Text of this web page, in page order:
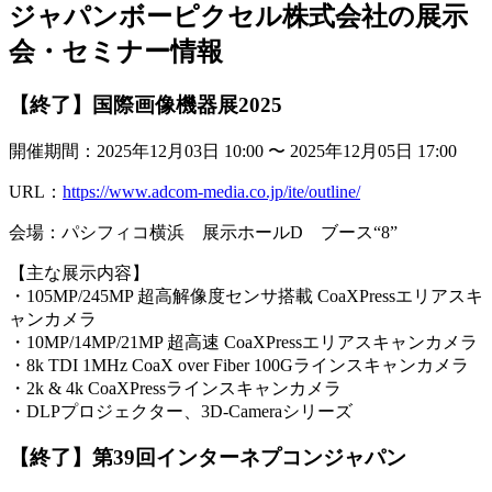
ジャパンボーピクセル株式会社の展示
会・セミナー情報
【終了】国際画像機器展2025
開催期間：2025年12月03日 10:00 〜 2025年12月05日 17:00
URL： https://www.adcom-media.co.jp/ite/outline/
会場：パシフィコ横浜 展示ホールD ブース“8”
【主な展示内容】
・105MP/245MP 超高解像度センサ搭載 CoaXPressエリアスキ
ャンカメラ
・10MP/14MP/21MP 超高速 CoaXPressエリアスキャンカメラ
・8k TDI 1MHz CoaX over Fiber 100Gラインスキャンカメラ
・2k & 4k CoaXPressラインスキャンカメラ
・DLPプロジェクター、3D-Cameraシリーズ
【終了】第39回インターネプコンジャパン